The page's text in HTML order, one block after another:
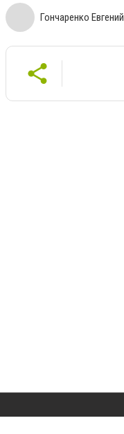
Гончаренко Евгений